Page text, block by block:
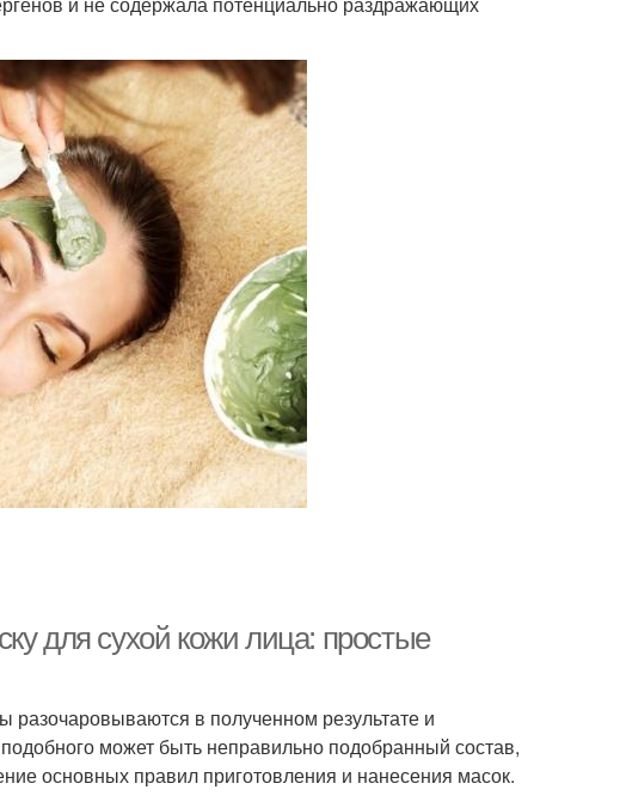
для сухой кожи лица: простые
в полученном результате и
может быть неправильно подобранный состав,
основных правил приготовления и нанесения масок.